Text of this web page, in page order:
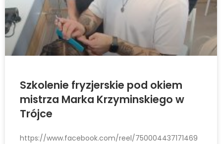
Szkolenie fryzjerskie pod okiem
mistrza Marka Krzyminskiego w
Trójce
https://www.facebook.com/reel/750004437171469